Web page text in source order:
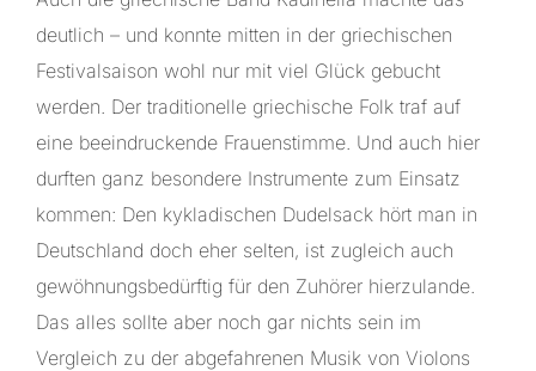
deutlich – und konnte mitten in der griechischen
Festivalsaison wohl nur mit viel Glück gebucht
werden. Der traditionelle griechische Folk traf auf
eine beeindruckende Frauenstimme. Und auch hier
durften ganz besondere Instrumente zum Einsatz
kommen: Den kykladischen Dudelsack hört man in
Deutschland doch eher selten, ist zugleich auch
gewöhnungsbedürftig für den Zuhörer hierzulande.
Das alles sollte aber noch gar nichts sein im
Vergleich zu der abgefahrenen Musik von Violons